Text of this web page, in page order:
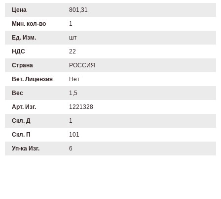
Цена
801,31
Мин. кол-во
1
Ед. Изм.
шт
НДС
22
Страна
РОССИЯ
Вет. Лицензия
Нет
Вес
1,5
Арт. Изг.
1221328
Скл. Д
1
Скл. П
101
Уп-ка Изг.
6